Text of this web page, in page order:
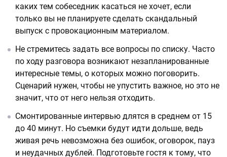
каких тем собеседник касаться не хочет, если
только вы не планируете сделать скандальный
выпуск с провокационным материалом.
Не стремитесь задать все вопросы по списку. Часто
по ходу разговора возникают незапланированные
интересные темы, о которых можно поговорить.
Сценарий нужен, чтобы не упустить важное, но это не
значит, что от него нельзя отходить.
Смонтированные интервью длятся в среднем от 15
до 40 минут. Но съемки будут идти дольше, ведь
живая речь невозможна без ошибок, оговорок, пауз
и неудачных дублей. Подготовьте гостя к тому, что